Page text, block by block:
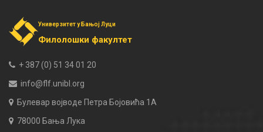
Универзитет у Бањој Луци
Филолошки факултет
+ 387 (0) 51 34 01 20
info@flf.unibl.org
Булевар војводе Петра Бојовића 1А
78000 Бања Лука